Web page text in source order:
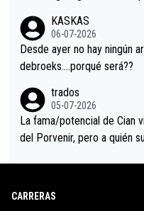
eta, a ver si por querer
ción de podio UAE y
KASKAS
06-07-2026
Desde ayer no hay ningún
debroeks….porqué será??
trados
05-07-2026
La fama/potencial de Cian
del Porvenir, pero a quién
CARRERAS